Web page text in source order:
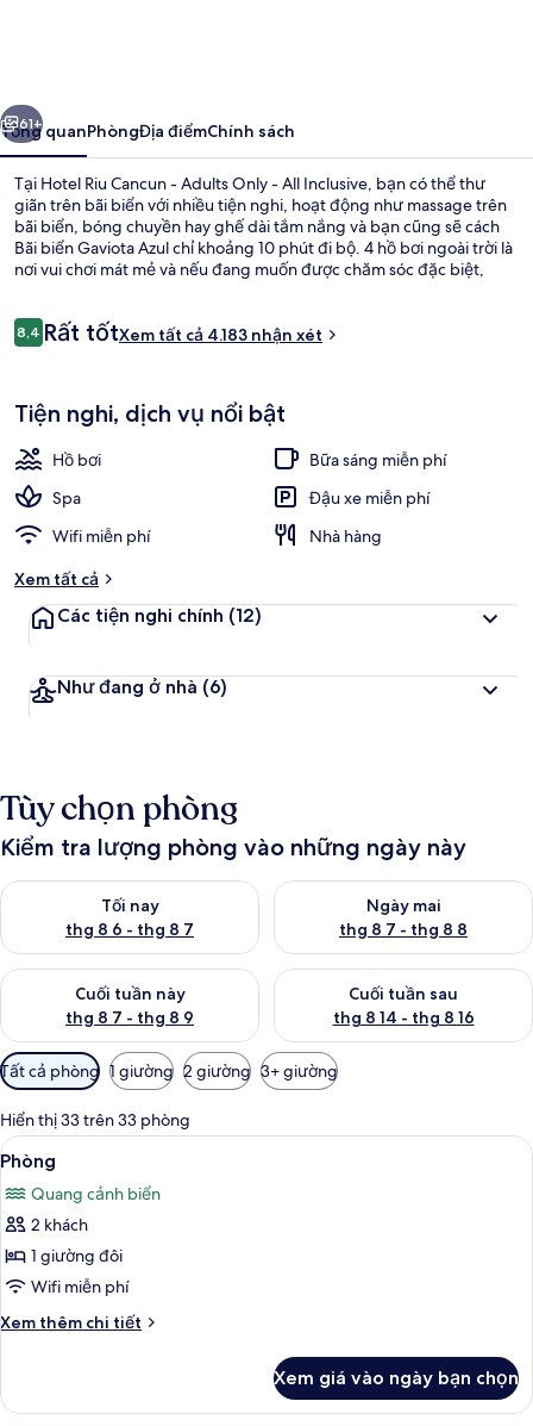
Adults
Only
All
Inclusive
61+
Tổng quanPhòngĐịa điểmChính sách
Tại Hotel Riu Cancun - Adults Only - All Inclusive, bạn có thể thư
giãn trên bãi biển với nhiều tiện nghi, hoạt động như massage trên
bãi biển, bóng chuyền hay ghế dài tắm nắng và bạn cũng sẽ cách
Bãi biển Gaviota Azul chỉ khoảng 10 phút đi bộ. 4 hồ bơi ngoài trời là
nơi vui chơi mát mẻ và nếu đang muốn được chăm sóc đặc biệt,
nhà hàng phục vụ bữa sáng, bữa trưa và bữa tối. Nơi lưu trú trọn gói
hồ bơi và nhân viên nhiệt tình.
Nhận
xét
8,48,4 trên 10,
Rất tốtXem tất cả 4.183 nhận xét
Tiện nghi, dịch vụ nổi bật
Hồ bơi
Bữa sáng miễn phí
Spa
Đậu xe miễn phí
Wifi miễn phí
Nhà hàng
Xem tất cả
Các tiện nghi chính (12)
Như đang ở nhà (6)
Tùy chọn phòng
Kiểm tra lượng phòng vào những ngày này
Tối nay
thg 8 6 - thg 8 7
Kiểm tra lượng phòng tối nay từ thg 8 6 - thg 8 7
Ngày mai
thg 8 7 - thg 8 8
Kiểm tra lượng phòng ngày
Cuối tuần này
thg 8 7 - thg 8 9
Kiểm tra lượng phòng cuối tuần này từ thg 8 7 - thg 8 9
Cuối tuần sau
thg 8 14 - thg 8 16
Kiểm tra lượng phòng cuối
Bộ
lọc
có
thể
dùng
để
lọc
tìm
phòng
Tất cả phòng 1 giường 2 giường 3+ giường
Hiển thị 33 trên 33 phòng
Xem
tất
cả
ảnh
Phòng
Minibar, két bảo mật tại phòng, khu
3
Phòng
Quang cảnh biển
2 khách
1 giường đôi
Wifi miễn phí
Xem thêm chi tiết
Chi
Phòng
Xem giá vào ngày bạn chọn